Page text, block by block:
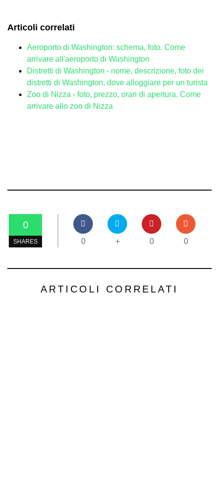
Articoli correlati
Aeroporto di Washington: schema, foto. Come
arrivare all'aeroporto di Washington
Distretti di Washington - nome, descrizione, foto dei
distretti di Washington, dove alloggiare per un turista
Zoo di Nizza - foto, prezzo, orari di apertura. Come
arrivare allo zoo di Nizza
0
SHARES 0 + 0 0
ARTICOLI CORRELATI